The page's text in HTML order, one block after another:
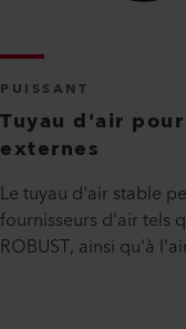
PUISSANT
Tuyau d'air
externes
Le tuyau d'air stable
fournisseurs d'air tels
ROBUST, ainsi qu'à